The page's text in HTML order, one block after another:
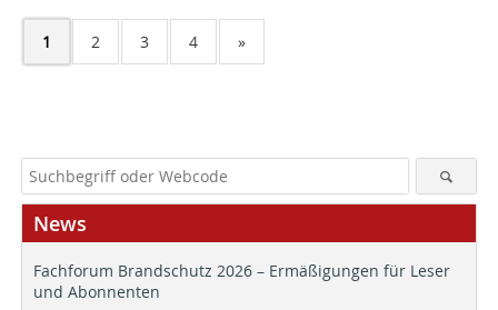
1 2 3 4 »
News
Fachforum Brandschutz 2026 – Ermäßigungen für Leser
und Abonnenten